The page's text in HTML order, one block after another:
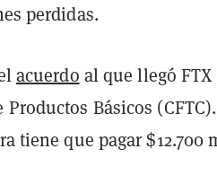
perdidas.
acuerdo al que llegó
Básicos
tiene que pagar $12.700